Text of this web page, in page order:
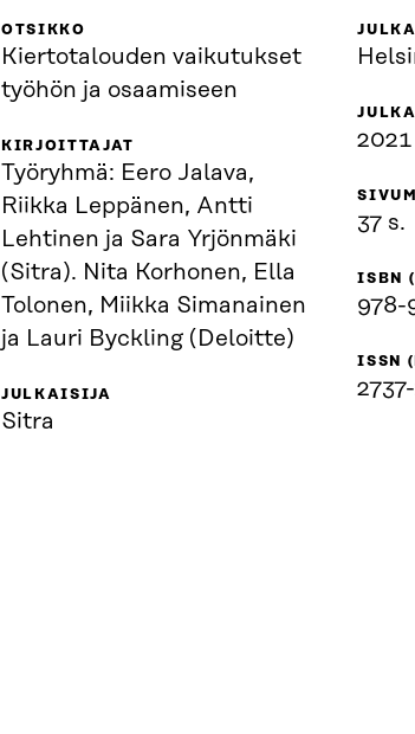
OTSIKKO
Kiertotalouden vaikutukset
työhön ja osaamiseen
KIRJOITTAJAT
Työryhmä: Eero Jalava,
Riikka Leppänen, Antti
Lehtinen ja Sara Yrjönmäki
(Sitra). Nita Korhonen, Ella
Tolonen, Miikka Simanainen
ja Lauri Byckling (Deloitte)
JULKAISIJA
Sitra
2021
37 s.
ISBN
978-
ISSN